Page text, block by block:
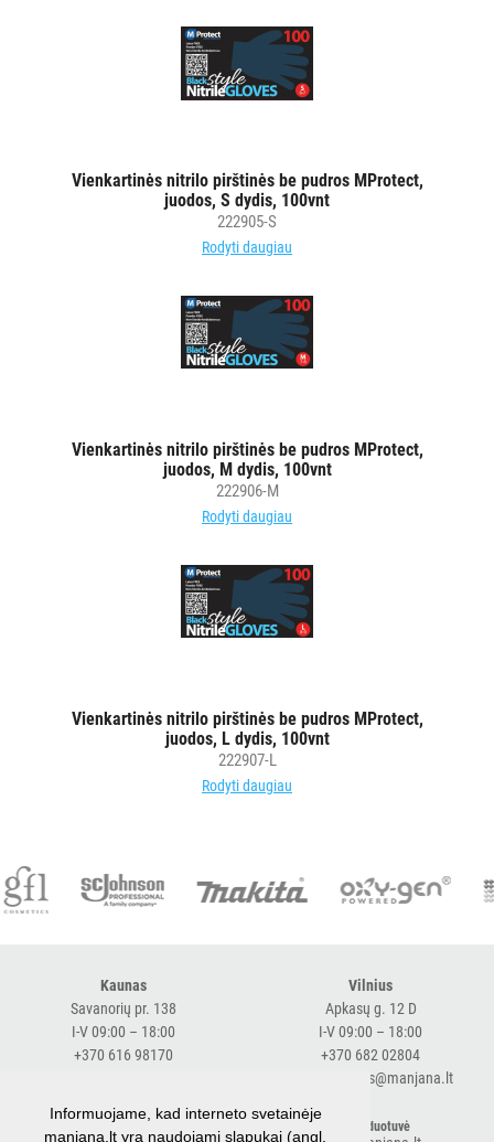
Vienkartinės nitrilo pirštinės be pudros MProtect,
juodos, S dydis, 100vnt
222905-S
Rodyti daugiau
Vienkartinės nitrilo pirštinės be pudros MProtect,
juodos, M dydis, 100vnt
222906-M
Rodyti daugiau
Vienkartinės nitrilo pirštinės be pudros MProtect,
juodos, L dydis, 100vnt
222907-L
Rodyti daugiau
Kaunas
Savanorių pr. 138
I-V 09:00 – 18:00
+370 616 98170
Vilnius
Apkasų g. 12 D
I-V 09:00 – 18:00
+370 682 02804
expressvilnius@manjana.lt
Klaipėda El. parduotuvė
Informuojame, kad interneto svetainėje
manjana.lt yra naudojami slapukai (angl.